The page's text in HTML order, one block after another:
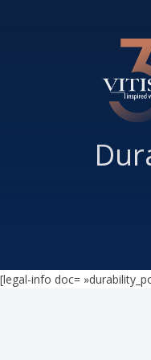
[legal-info doc=